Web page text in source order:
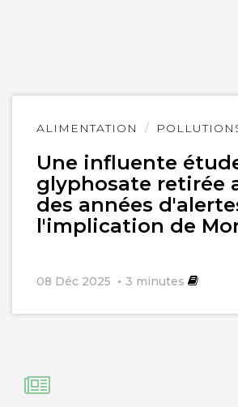
ALIMENTATION
Une influente
glyphosate retirée
des années
l'implication de
08 Déc 2025 3 minutes
Lire